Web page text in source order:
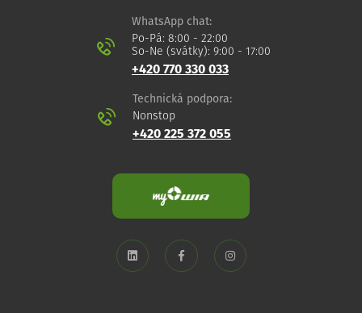
WhatsApp chat:
Po-Pá: 8:00 - 22:00
So-Ne (svátky): 9:00 - 17:00
+420 770 330 033
Technická podpora:
Nonstop
+420 225 372 055